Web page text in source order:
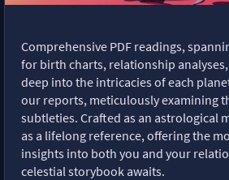
Comprehensive PDF readings,
for birth charts, relationship
deep into the intricacies of each
our reports, meticulously examining
subtleties. Crafted as an astrological
as a lifelong reference, offering the
insights into both you and your
celestial storybook awaits.